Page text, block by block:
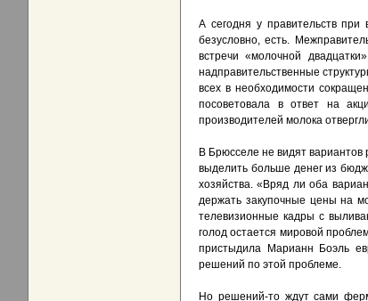
А сегодня у правительств
безусловно, есть.
встречи «молочной
надправительственные
всех в необходимости
посоветовала в ответ на
производителей молока
В Брюсселе не видят
выделить больше денег из
хозяйства. «Вряд ли оба
держать закупочные цены на
телевизионные кадры с
голод остается мировой
пристыдила Марианн Боэль
решений по этой проблеме.
Но решений-то ждут сами